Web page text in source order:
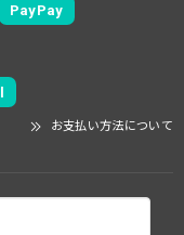
PayPay
お支払い方法について